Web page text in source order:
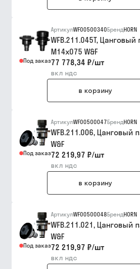
Под заказ
АртикулWF00500340БрендHORN
WFB.211.045T, Цанговый
M14x075 W&F
77 778,34 ₽/шт
вкл ндс
в корзину
Под заказ
АртикулWF00500047БрендHORN
WFB.211.006, Цанговый
W&F
72 219,97 ₽/шт
вкл ндс
в корзину
Под заказ
АртикулWF00500048БрендHORN
WFB.211.021, Цанговый
W&F
72 219,97 ₽/шт
вкл ндс